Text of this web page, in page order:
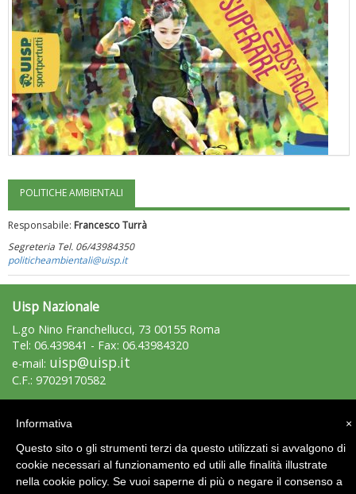
"Superare gli ostacoli": la relazione di Tiziano Pesce al CN Uisp
rivoluzioni"
POLITICHE AMBIENTALI
Responsabile: Francesco Turrà
Segreteria Tel. 06/43984350
politicheambientali@uisp.it
Uisp Nazionale
L.go Nino Franchellucci, 73 00155 Roma
Tel: 06.439841 - Fax: 06.43984320
e-mail: uisp@uisp.it
C.F.: 97029170582
Area Riservata 2.0 ×
Informativa
Questo sito o gli strumenti terzi da questo utilizzati si avvalgono di
cookie necessari al funzionamento ed utili alle finalità illustrate
nella cookie policy. Se vuoi saperne di più o negare il consenso a